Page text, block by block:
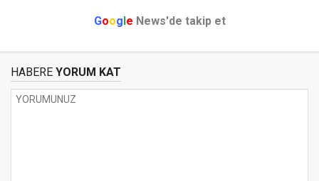
Google News'de takip et
HABERE YORUM KAT